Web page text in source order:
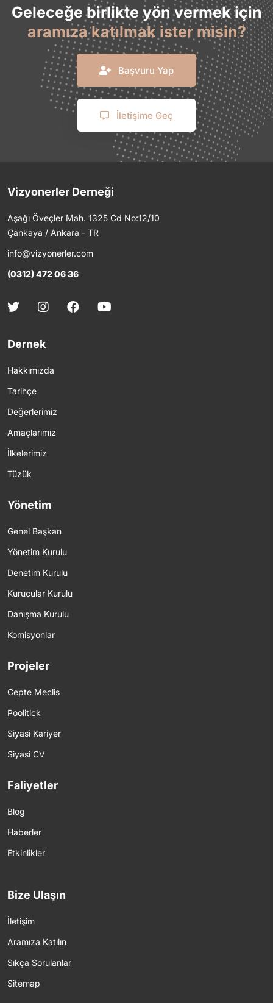
Geleceğe birlikte yön vermek için
aramıza katılmak ister misin?
Başvuru Yap
İletişime Geç
Vizyonerler Derneği
Aşağı Öveçler Mah. 1325 Cd No:12/10
Çankaya / Ankara - TR
info@vizyonerler.com
(0312) 472 06 36
Dernek
Hakkımızda
Tarihçe
Değerlerimiz
Amaçlarımız
İlkelerimiz
Tüzük
Yönetim
Genel Başkan
Yönetim Kurulu
Denetim Kurulu
Kurucular Kurulu
Danışma Kurulu
Komisyonlar
Projeler
Cepte Meclis
Poolitick
Siyasi Kariyer
Siyasi CV
Faliyetler
Blog
Haberler
Etkinlikler
Bize Ulaşın
İletişim
Aramıza Katılın
Sıkça Sorulanlar
Sitemap